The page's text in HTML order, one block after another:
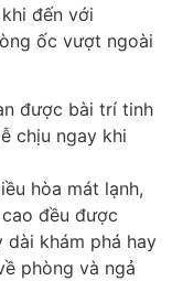
đến với
ốc vượt ngoài
được bài trí tinh
chịu ngay khi
hòa mát lạnh,
đều được
dài khám phá hay
phòng và ngả